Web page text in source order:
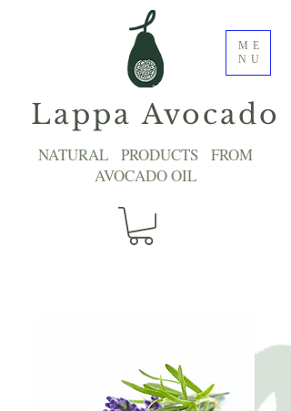
ME
NU
Lappa Avocado
NATURAL PRODUCTS FROM
AVOCADO OIL